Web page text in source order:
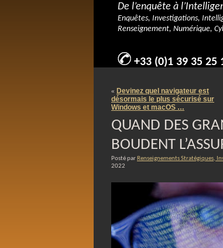
De l’enquête à
Enquêtes, Investigations,
Renseignement, Numérique,
+33 (0)1 39 35 25
« Devinez quel navigateur est
désormais le plus sécurisé sur
Windows et macOS …
QUAND DES
BOUDENT
Posté par Renseignements Stratégiques,
2022